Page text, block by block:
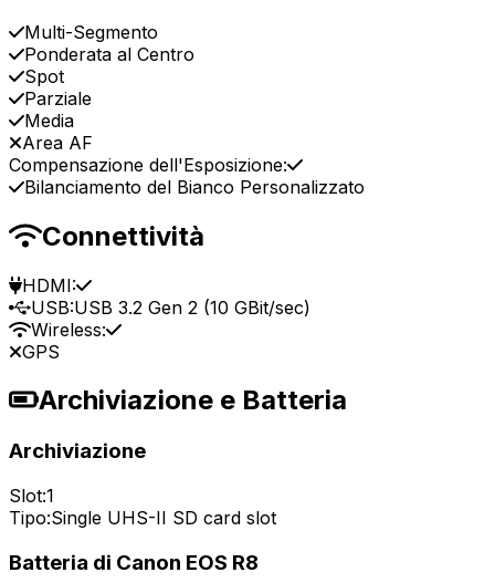
Multi-Segmento
Ponderata al Centro
Spot
Parziale
Media
Area AF
Compensazione dell'Esposizione:
Bilanciamento del Bianco Personalizzato
Connettività
HDMI:
USB:USB 3.2 Gen 2 (10 GBit/sec)
Wireless:
GPS
Archiviazione e Batteria
Archiviazione
Slot:1
Tipo:Single UHS-II SD card slot
Batteria di Canon EOS R8